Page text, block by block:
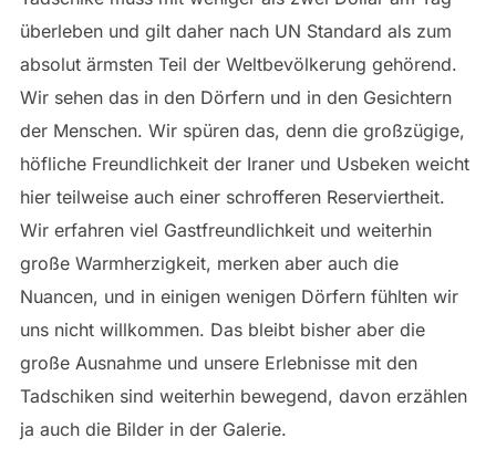
überleben und gilt daher nach UN Standard als zum
absolut ärmsten Teil der Weltbevölkerung gehörend.
Wir sehen das in den Dörfern und in den Gesichtern
der Menschen. Wir spüren das, denn die großzügige,
höfliche Freundlichkeit der Iraner und Usbeken weicht
hier teilweise auch einer schrofferen Reserviertheit.
Wir erfahren viel Gastfreundlichkeit und weiterhin
große Warmherzigkeit, merken aber auch die
Nuancen, und in einigen wenigen Dörfern fühlten wir
uns nicht willkommen. Das bleibt bisher aber die
große Ausnahme und unsere Erlebnisse mit den
Tadschiken sind weiterhin bewegend, davon erzählen
ja auch die Bilder in der Galerie.